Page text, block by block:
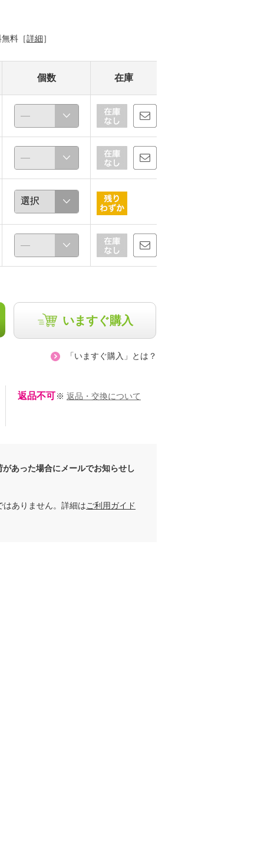
料［詳細 ］
個数 在庫
いますぐ購入
「いますぐ購入」とは？
返品不可 ※ 返品・交換について
あった場合にメールでお知らせし
ありません。詳細は ご利用ガイド